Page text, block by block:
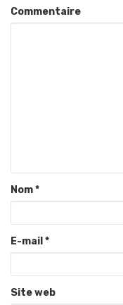
Commentaire
Nom*
E-mail *
Site web